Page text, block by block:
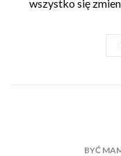
wszystko się
BYĆ